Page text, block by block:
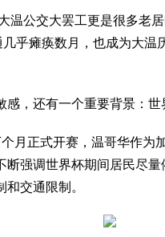
温公交大罢工更是很多老
乎瘫痪数月，也成为大温
，还有一个重要背景：世
月正式开赛，温哥华作为
断强调世界杯期间居民尽
交通限制。